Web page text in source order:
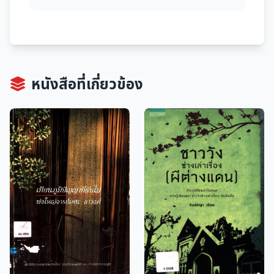
หนังสือที่เกี่ยวข้อง